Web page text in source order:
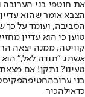
את חוטפי בני הערובה
הצבא אומר שהוא
טוען כי הוא עדיין
קוויטה, ממנה יצאה
אשתו. "תודה לאל," הוא
טעינו? נתקן! אם
בני ערובהחטיפה
כדאילהכיר